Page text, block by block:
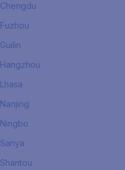
Chengdu
Fuzhou
Guilin
Hangzhou
Lhasa
Nanjing
Ningbo
Sanya
Shantou